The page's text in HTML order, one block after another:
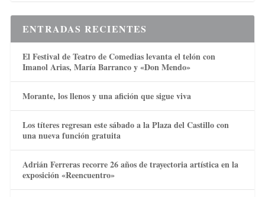
ENTRADAS RECIENTES
El Festival de Teatro de Comedias levanta el telón con
Imanol Arias, María Barranco y «Don Mendo»
Morante, los llenos y una afición que sigue viva
Los títeres regresan este sábado a la Plaza del Castillo con
una nueva función gratuita
Adrián Ferreras recorre 26 años de trayectoria artística en la
exposición «Reencuentro»